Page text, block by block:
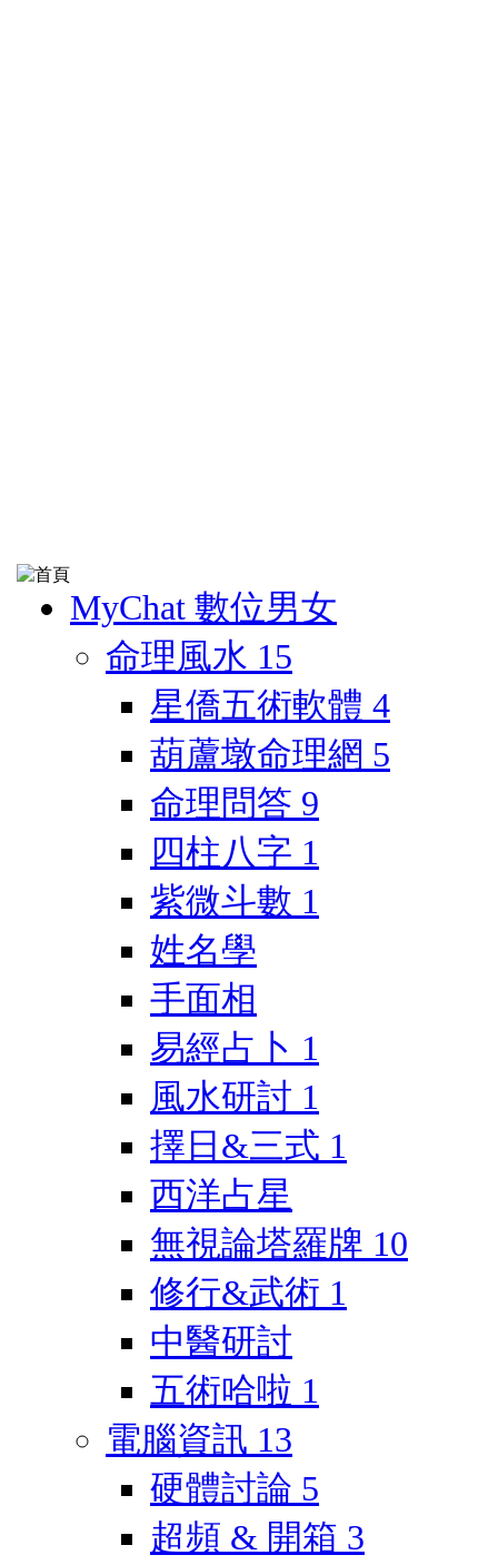
MyChat 數位男女
命理風水 15
星僑五術軟體 4
葫蘆墩命理網 5
命理問答 9
四柱八字 1
紫微斗數 1
姓名學
手面相
易經占卜 1
風水研討 1
擇日&三式 1
西洋占星
無視論塔羅牌 10
修行&武術 1
中醫研討
五術哈啦 1
電腦資訊 13
硬體討論 5
超頻 & 開箱 3